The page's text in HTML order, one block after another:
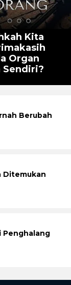
Kita
Organ
Sendiri?
Berubah
Ditemukan
Penghalang